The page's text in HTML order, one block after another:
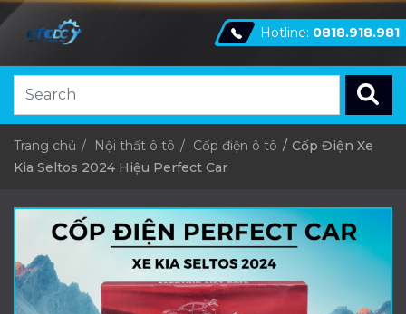
Hotline: 0818.918.981
Trang chủ Nội thất ô tô Cốp điện ô tô
Cốp Điện Xe
Kia Seltos 2024 Hiệu Perfect Car